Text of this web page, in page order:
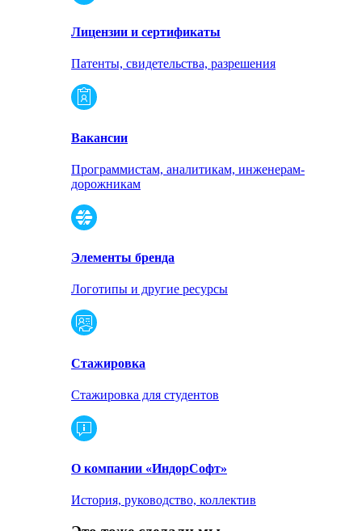
Лицензии и сертификаты
Патенты, свидетельства, разрешения
Вакансии
Программистам, аналитикам, инженерам-
дорожникам
Элементы бренда
Логотипы и другие ресурсы
Стажировка
Стажировка для студентов
О компании «ИндорСофт»
История, руководство, коллектив